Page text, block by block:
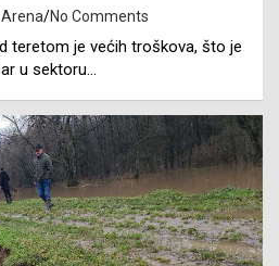
Arena No Comments
teretom je većih troškova, što je
u sektoru…